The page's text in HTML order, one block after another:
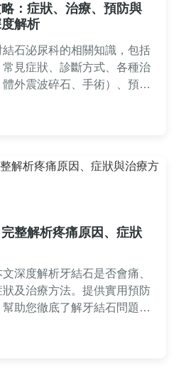
：症狀、治療、預防與
解析
石泌尿科的相關知識，包括
見症狀、診斷方式、各種治
外震波碎石、手術）、預防
，幫助您有效應對泌尿結石
整解析疼痛原因、症狀
深度解析牙結石是否會痛、
及治療方法。提供實用預防
助您徹底了解牙結石問題，